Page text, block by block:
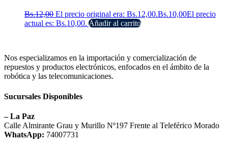
Bs.12,00 El precio original era: Bs.12,00.Bs.10,00El precio
actual es: Bs.10,00. Añadir al carrito
Nos especializamos en la importación y comercialización de
repuestos y productos electrónicos, enfocados en el ámbito de la
robótica y las telecomunicaciones.
Sucursales Disponibles
– La Paz
Calle Almirante Grau y Murillo Nº197 Frente al Teleférico Morado
WhatsApp: 74007731